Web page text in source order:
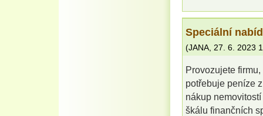
Speciální
(JANA 27. 6. 2023
Provozujete
potřebuje peníze
nákup
škálu finančních